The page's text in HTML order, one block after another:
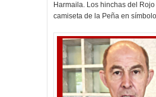
Harmaila. Los hinchas del
camiseta de la Peña en